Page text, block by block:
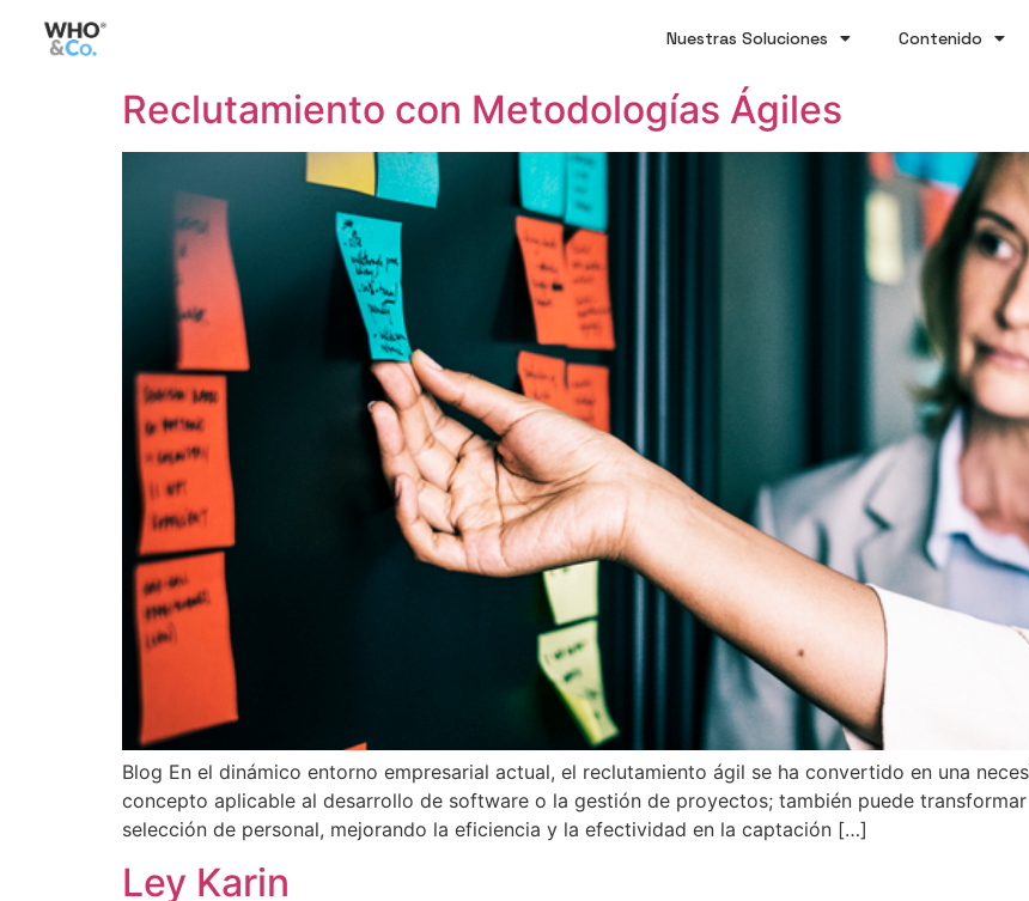
Nuestras Soluciones Contenido
Reclutamiento con Metodologías Ágiles
Blog En el dinámico entorno empresarial actual, el reclutamiento ágil se ha convertido en una
concepto aplicable al desarrollo de software o la gestión de proyectos; también puede
selección de personal, mejorando la eficiencia y la efectividad en la captación […]
Ley Karin